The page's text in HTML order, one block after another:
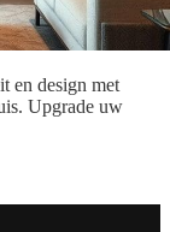
en design met
Upgrade uw